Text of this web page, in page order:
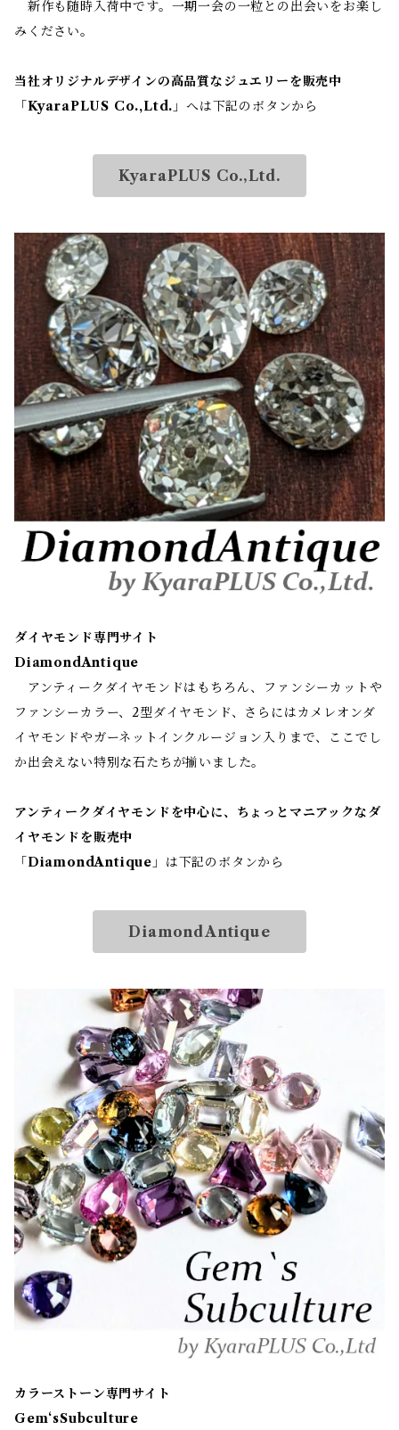
新作も随時入荷中です。一期一会の一粒との出会いをお楽し
みください。
当社オリジナルデザインの高品質なジュエリーを販売中
「 KyaraPLUS Co.,Ltd. 」へは下記のボタンから
KyaraPLUS Co.,Ltd.
ダイヤモンド専門サイト
DiamondAntique
アンティークダイヤモンドはもちろん、ファンシーカットや
ファンシーカラー、2型ダイヤモンド、さらにはカメレオンダ
イヤモンドやガーネットインクルージョン入りまで、ここでし
か出会えない特別な石たちが揃いました。
アンティークダイヤモンドを中心に、ちょっとマニアックなダ
イヤモンドを販売中
「 DiamondAntique 」は下記のボタンから
DiamondAntique
カラーストーン専門サイト
Gem‘sSubculture